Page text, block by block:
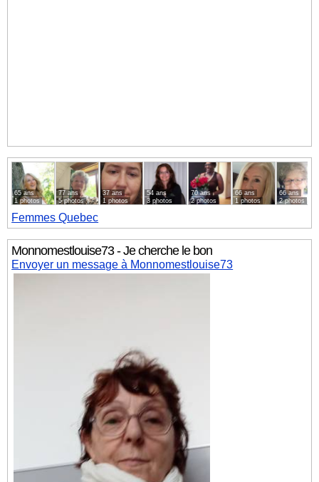
65 ans
1 photos
77 ans
5 photos
37 ans
1 photos
54 ans
3 photos
70 ans
2 photos
66 ans
1 photos
66 ans
2 photos
Femmes Quebec
Monnomestlouise73 - Je cherche le bon
Envoyer un message à Monnomestlouise73